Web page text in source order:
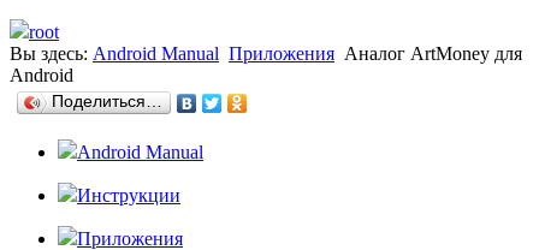
root
Вы здесь: Android Manual Приложения Аналог ArtMoney для
Android
Поделиться…
Android Manual
Инструкции
Приложения